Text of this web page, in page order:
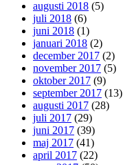
augusti 2018 (5)
juli 2018 (6)
juni 2018 (1)
januari 2018 (2)
december 2017 (2)
november 2017 (5)
oktober 2017 (9)
september 2017 (13)
augusti 2017 (28)
juli 2017 (29)
juni 2017 (39)
maj 2017 (41)
april 2017 (22)